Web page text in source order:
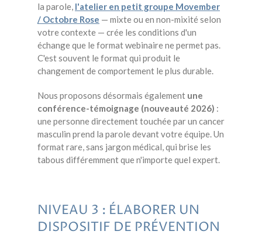
la parole, l'atelier en petit groupe Movember
/ Octobre Rose — mixte ou en non-mixité selon
votre contexte — crée les conditions d'un
échange que le format webinaire ne permet pas.
C'est souvent le format qui produit le
changement de comportement le plus durable.
Nous proposons désormais également une
conférence-témoignage (nouveauté 2026) :
une personne directement touchée par un cancer
masculin prend la parole devant votre équipe. Un
format rare, sans jargon médical, qui brise les
tabous différemment que n'importe quel expert.
NIVEAU 3 : ÉLABORER UN
DISPOSITIF DE PRÉVENTION